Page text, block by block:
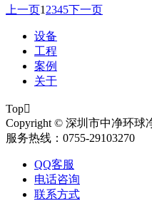
上一页1 2345下一页
设备
工程
案例
关于
Top
Copyright © 深圳市中净环球
服务热线：0755-29103270
QQ客服
电话咨询
联系方式